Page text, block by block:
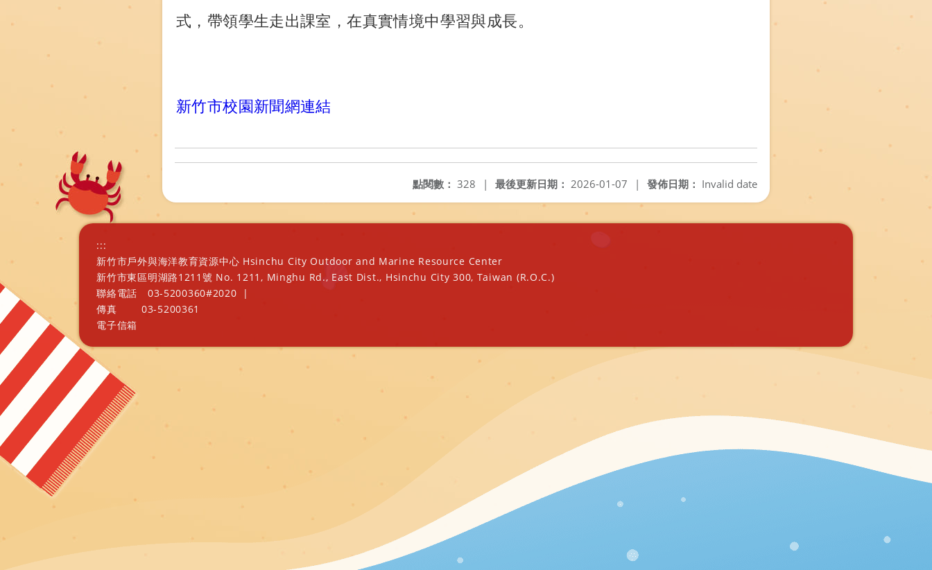
式，帶領學生走出課室，在真實情境中學習與成長。
新竹市校園新聞網連結
發佈日期： Invalid date
最後更新日期： 2026-01-07 |
點閱數： 328 |
:::
新竹市戶外與海洋教育資源中心 Hsinchu City Outdoor and Marine Resource Center
新竹市東區明湖路1211號 No. 1211, Minghu Rd., East Dist., Hsinchu City 300, Taiwan (R.O.C.)
聯絡電話
03-5200360#2020
|
傳真
03-5200361
電子信箱